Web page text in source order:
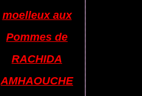
moelleux aux
Pommes de
RACHIDA
AMHAOUCHE